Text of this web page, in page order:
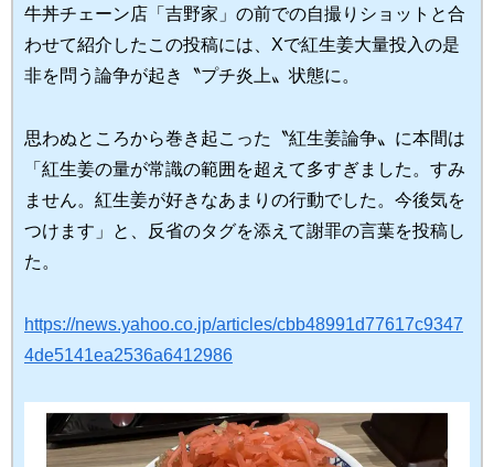
牛丼チェーン店「吉野家」の前での自撮りショットと合
わせて紹介したこの投稿には、 Xで紅生姜大量投入の是
非を問う論争が起き〝プチ炎上〟状態に。
思わぬところから巻き起こった〝紅生姜論争〟に本間は
「 紅生姜の量が常識の範囲を超えて多すぎました。すみ
ません。紅生姜が好きなあまりの行動でした。今後気を
つけます 」と、反省のタグを添えて謝罪の言葉を投稿し
た。
https://news.yahoo.co.jp/articles/cbb48991d77617c9347
4de5141ea2536a6412986